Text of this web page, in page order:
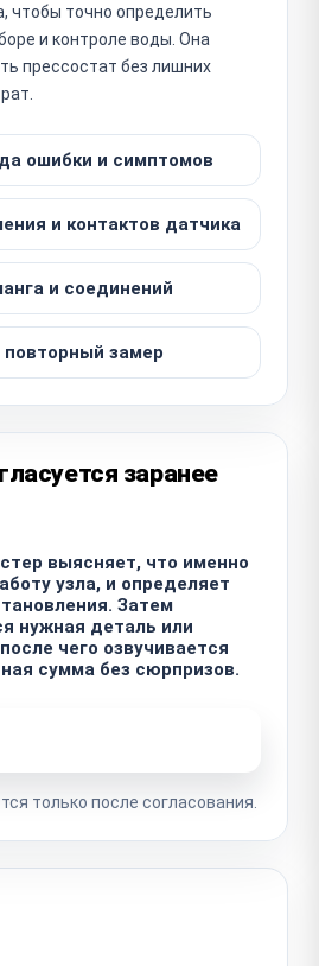
чтобы точно определить
и контроле воды. Она
прессостат без лишних
ошибки и симптомов
и контактов датчика
и соединений
повторный замер
заранее
выясняет, что именно
узла, и определяет
Затем
нужная деталь или
чего озвучивается
сумма без сюрпризов.
только после согласования.